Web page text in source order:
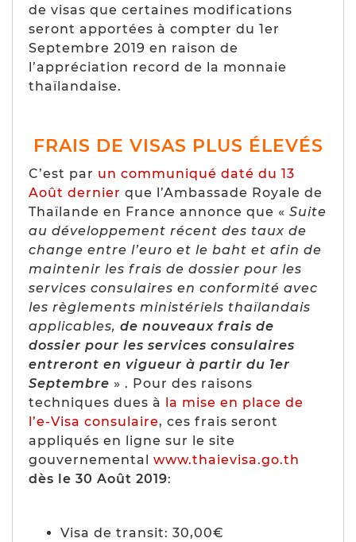
de visas que certaines modifications
seront apportées à compter du 1er
Septembre 2019 en raison de
l’appréciation record de la monnaie
thaïlandaise.
FRAIS DE VISAS PLUS ÉLEVÉS
C’est par un communiqué daté du 13
Août dernier que l’Ambassade Royale de
Thaïlande en France annonce que « Suite
au développement récent des taux de
change entre l’euro et le baht et afin de
maintenir les frais de dossier pour les
services consulaires en conformité avec
les règlements ministériels thaïlandais
applicables, de nouveaux frais de
dossier pour les services consulaires
entreront en vigueur à partir du 1er
Septembre » . Pour des raisons
techniques dues à la mise en place de
l’e-Visa consulaire, ces frais seront
appliqués en ligne sur le site
gouvernemental www.thaievisa.go.th
dès le 30 Août 2019:
Visa de transit: 30,00€